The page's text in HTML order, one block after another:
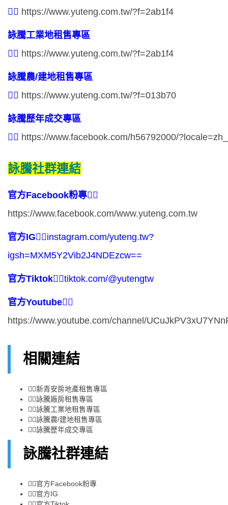
👉🏻 https://www.yuteng.com.tw/?f=2ab1f4
詠騰工業地租售專區
👉🏻 https://www.yuteng.com.tw/?f=2ab1f4
詠騰農/建地租售專區
👉🏻 https://www.yuteng.com.tw/?f=013b70
詠騰歷年成交專區
👉🏻 https://www.facebook.com/h56792000/
詠騰社群連結
官方Facebook粉專👉🏻
https://www.facebook.com/www.yuteng.com.tw
官方IG👉🏻instagram.com/yuteng.tw?
igsh=MXM5Y2Vib2J4NDEzcw==
官方Tiktok👉🏻tiktok.com/@yutengtw
官方Youtube👉🏻
https://www.youtube.com/channel/
相關連結
👉🏻新青安房地產租售專區
👉🏻詠騰廠房租售專區
👉🏻詠騰工業地租售專區
👉🏻詠騰農/建地租售專區
👉🏻詠騰歷年成交專區
詠騰社群連結
👉🏻官方Facebook粉專
👉🏻官方IG